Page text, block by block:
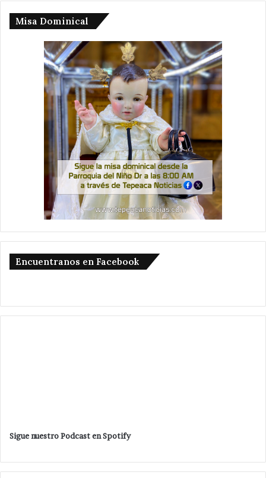
Misa Dominical
Encuentranos en Facebook
Sigue nuestro Podcast en Spotify